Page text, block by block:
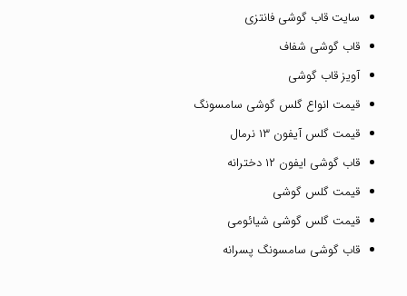
سایت قاب گوشی فانتزی
قاب گوشی شفاف
آویز قاب گوشی
قیمت انواع گلس گوشی سامسونگ
قیمت گلس آیفون ۱۳ نرمال
قاب گوشی ایفون ۱۲ دخترانه
قیمت گلس گوشی
قیمت گلس گوشی شیائومی
قاب گوشی سامسونگ پسرانه